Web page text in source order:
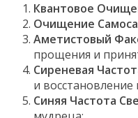
Квантовое
Очищение
Аметистовый
прощения и
Сиреневая
и восстановление
Синяя Частота